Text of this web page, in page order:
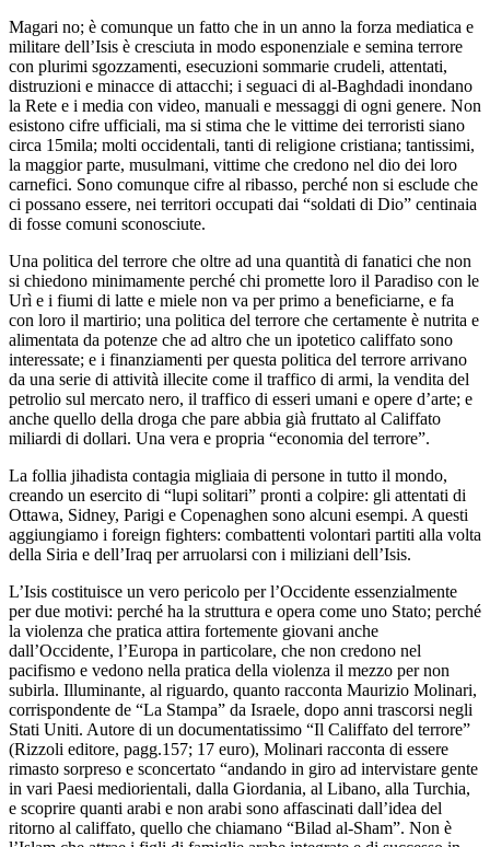
Magari no; è comunque un fatto che in un anno la forza mediatica e
militare dell’Isis è cresciuta in modo esponenziale e semina terrore
con plurimi sgozzamenti, esecuzioni sommarie crudeli, attentati,
distruzioni e minacce di attacchi; i seguaci di al-Baghdadi inondano
la Rete e i media con video, manuali e messaggi di ogni genere. Non
esistono cifre ufficiali, ma si stima che le vittime dei terroristi siano
circa 15mila; molti occidentali, tanti di religione cristiana; tantissimi,
la maggior parte, musulmani, vittime che credono nel dio dei loro
carnefici. Sono comunque cifre al ribasso, perché non si esclude che
ci possano essere, nei territori occupati dai “soldati di Dio” centinaia
di fosse comuni sconosciute.
Una politica del terrore che oltre ad una quantità di fanatici che non
si chiedono minimamente perché chi promette loro il Paradiso con le
Urì e i fiumi di latte e miele non va per primo a beneficiarne, e fa
con loro il martirio; una politica del terrore che certamente è nutrita e
alimentata da potenze che ad altro che un ipotetico califfato sono
interessate; e i finanziamenti per questa politica del terrore arrivano
da una serie di attività illecite come il traffico di armi, la vendita del
petrolio sul mercato nero, il traffico di esseri umani e opere d’arte; e
anche quello della droga che pare abbia già fruttato al Califfato
miliardi di dollari. Una vera e propria “economia del terrore”.
La follia jihadista contagia migliaia di persone in tutto il mondo,
creando un esercito di “lupi solitari” pronti a colpire: gli attentati di
Ottawa, Sidney, Parigi e Copenaghen sono alcuni esempi. A questi
aggiungiamo i foreign fighters: combattenti volontari partiti alla volta
della Siria e dell’Iraq per arruolarsi con i miliziani dell’Isis.
L’Isis costituisce un vero pericolo per l’Occidente essenzialmente
per due motivi: perché ha la struttura e opera come uno Stato; perché
la violenza che pratica attira fortemente giovani anche
dall’Occidente, l’Europa in particolare, che non credono nel
pacifismo e vedono nella pratica della violenza il mezzo per non
subirla. Illuminante, al riguardo, quanto racconta Maurizio Molinari,
corrispondente de “La Stampa” da Israele, dopo anni trascorsi negli
Stati Uniti. Autore di un documentatissimo “Il Califfato del terrore”
(Rizzoli editore, pagg.157; 17 euro), Molinari racconta di essere
rimasto sorpreso e sconcertato “andando in giro ad intervistare gente
in vari Paesi mediorientali, dalla Giordania, al Libano, alla Turchia,
e scoprire quanti arabi e non arabi sono affascinati dall’idea del
ritorno al califfato, quello che chiamano “Bilad al-Sham”. Non è